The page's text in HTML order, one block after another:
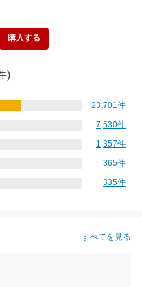
フェイスパック フェイスマスク
エキス ビタミンC 保湿
購入する
)
23,701件
7,530件
1,357件
365件
335件
すべてを見る